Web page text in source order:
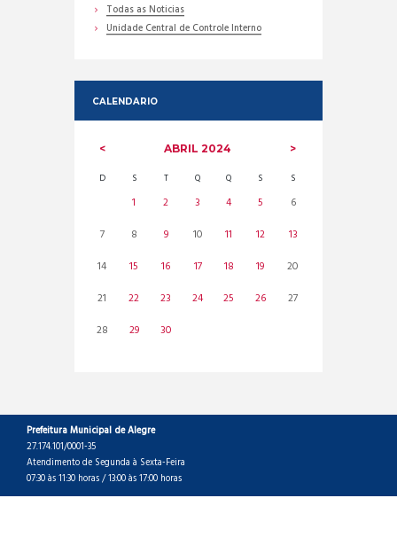
Todas as Noticias
Unidade Central de Controle Interno
CALENDARIO
ABRIL 2024
D S T Q Q S S
1 2 3 4 5
6
7
8 9 10 11 12
13
14
15 16 17 18 19
20
21
22 23 24 25 26
27
28
29 30
Prefeitura Municipal de Alegre
27.174.101/0001-35
Atendimento de Segunda à Sexta-Feira
07:30 às 11:30 horas / 13:00 às 17:00 horas